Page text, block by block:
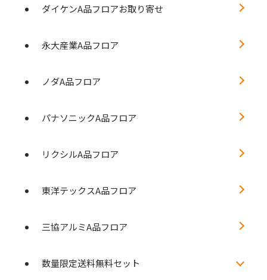
ダイケンA品フロアお取り寄せ
永大産業A品フロア
ノダA品フロア
パナソニックA品フロア
リクシルA品フロア
東洋テックスA品フロア
三協アルミA品フロア
数量限定送料無料セット